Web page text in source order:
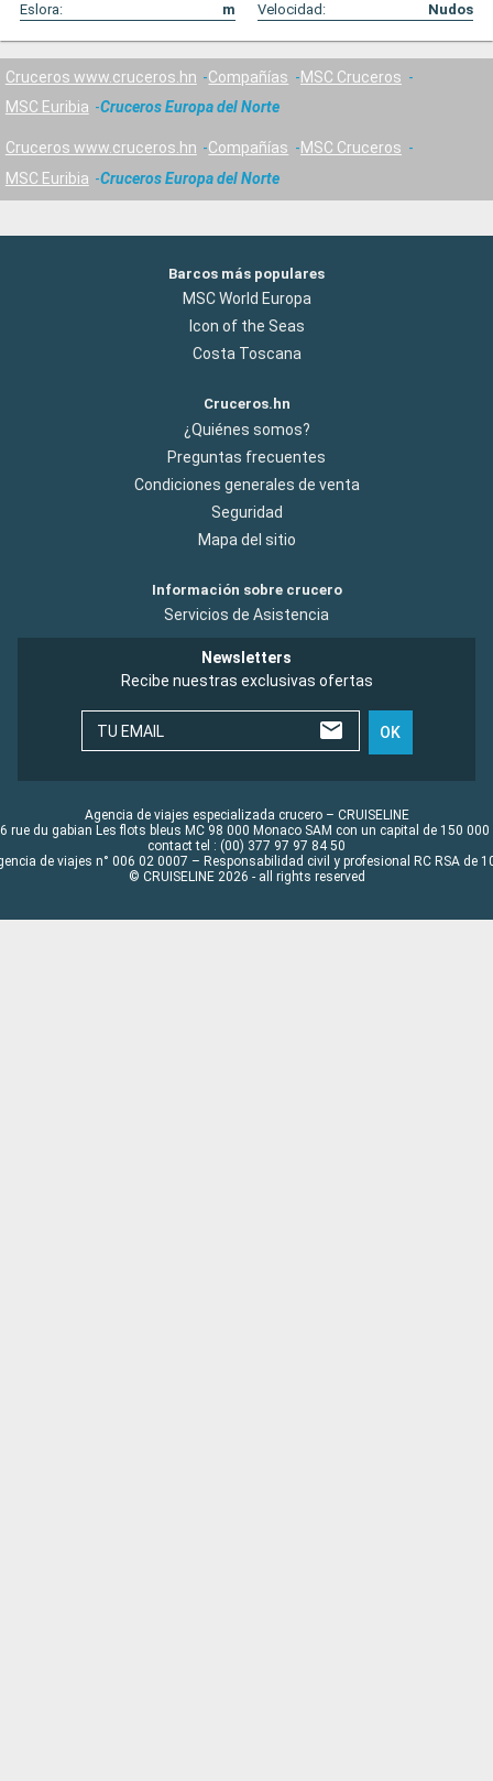
Eslora:
m Velocidad: Nudos
Cruceros www.cruceros.hn Compañías
MSC Cruceros
MSC Euribia
Cruceros Europa del Norte
Cruceros www.cruceros.hn Compañías
MSC Cruceros
MSC Euribia
Cruceros Europa del Norte
Barcos más populares
MSC World Europa
Icon of the Seas
Costa Toscana
Cruceros.hn
¿Quiénes somos?
Preguntas frecuentes
Condiciones generales de venta
Seguridad
Mapa del sitio
Información sobre crucero
Servicios de Asistencia
Newsletters
Recibe nuestras exclusivas ofertas
TU EMAIL OK
Agencia de viajes especializada crucero – CRUISELINE
rue du gabian Les flots bleus MC 98 000 Monaco SAM con un capital de 150 000
contact tel : (00) 377 97 97 84 50
de viajes n° 006 02 0007 – Responsabilidad civil y profesional RC RSA de
© CRUISELINE 2026 - all rights reserved